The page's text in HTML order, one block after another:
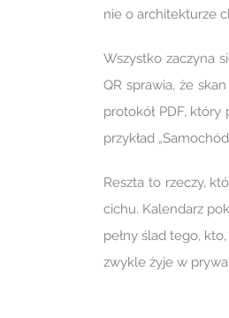
nie o architekturze
Wszystko zaczyna
QR sprawia, że
protokół PDF,
przykład
Reszta to rzeczy,
cichu. Kalendarz
pełny ślad tego,
zwykle żyje w